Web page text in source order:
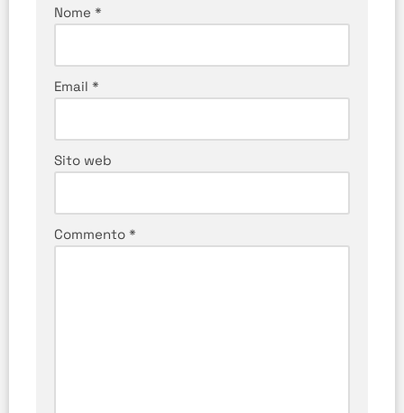
Nome *
Email *
Sito web
Commento *